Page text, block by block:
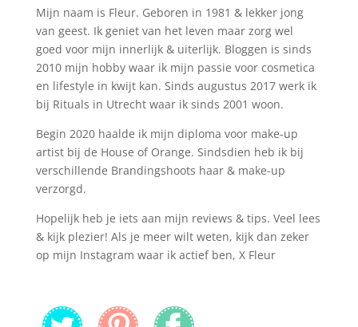
Mijn naam is Fleur. Geboren in 1981 & lekker jong
van geest. Ik geniet van het leven maar zorg wel
goed voor mijn innerlijk & uiterlijk. Bloggen is sinds
2010 mijn hobby waar ik mijn passie voor cosmetica
en lifestyle in kwijt kan. Sinds augustus 2017 werk ik
bij Rituals in Utrecht waar ik sinds 2001 woon.
Begin 2020 haalde ik mijn diploma voor make-up
artist bij de House of Orange. Sindsdien heb ik bij
verschillende Brandingshoots haar & make-up
verzorgd.
Hopelijk heb je iets aan mijn reviews & tips. Veel lees
& kijk plezier! Als je meer wilt weten, kijk dan zeker
op mijn Instagram waar ik actief ben, X Fleur